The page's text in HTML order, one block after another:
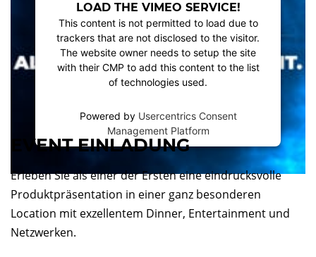
LOAD THE VIMEO SERVICE!
This content is not permitted to load due to
trackers that are not disclosed to the visitor.
The website owner needs to setup the site
with their CMP to add this content to the list
of technologies used.
Powered by Usercentrics Consent
Management Platform
EVENT EINLADUNG
Erleben Sie als einer der Ersten eine eindrucksvolle
Produktpräsentation in einer ganz besonderen
Location mit exzellentem Dinner, Entertainment und
Netzwerken.